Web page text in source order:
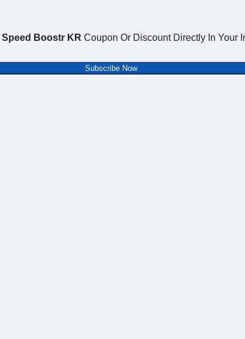
Speed Boostr KR Coupon Or Discount Directly In Your
Subscribe Now